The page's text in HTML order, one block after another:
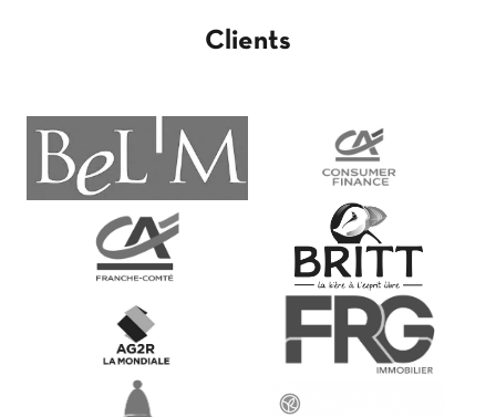
Clients